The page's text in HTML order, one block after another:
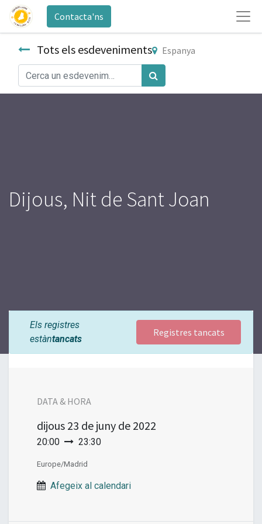
Contacta'ns
Tots els esdeveniments Espanya
Dijous, Nit de Sant Joan
Els registres
estàntancats
Registres tancats
DATA & HORA
dijous 23 de juny de 2022
20:00 23:30
Europe/Madrid
Afegeix al calendari